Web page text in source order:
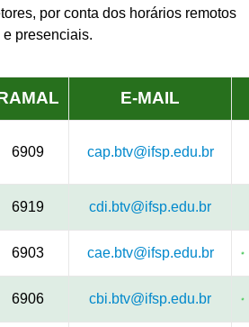
por conta dos horários remotos
e presenciais.
E-MAIL
6909 cap.btv@ifsp.edu.br
6919 cdi.btv@ifsp.edu.br
6903 cae.btv@ifsp.edu.br
6906 cbi.btv@ifsp.edu.br